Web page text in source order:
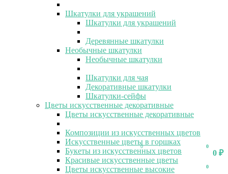
0
0 ₽
0
0
Шкатулки для украшений
Шкатулки для украшений
Деревянные шкатулки
Необычные шкатулки
Необычные шкатулки
Шкатулки для чая
Декоративные шкатулки
Шкатулки-сейфы
Цветы искусственные декоративные
Цветы искусственные декоративные
Композиции из искусственных цветов
Искусственные цветы в горшках
Букеты из искусственных цветов
Красивые искусственные цветы
Цветы искусственные высокие